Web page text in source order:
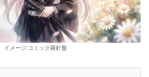
イメージ:コミック羅針盤